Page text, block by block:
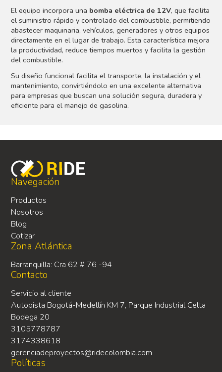
El equipo incorpora una bomba eléctrica de 12V, que facilita
el suministro rápido y controlado del combustible, permitiendo
abastecer maquinaria, vehículos, generadores y otros equipos
directamente en el lugar de trabajo. Esta característica mejora
la productividad, reduce tiempos muertos y facilita la gestión
del combustible.
Su diseño funcional facilita el transporte, la instalación y el
mantenimiento, convirtiéndolo en una excelente alternativa
para empresas que buscan una solución segura, duradera y
eficiente para el manejo de gasolina.
Navegación
Productos
Nosotros
Blog
Cotizar
Zona Atlántica
Barranquilla: Cra 62 # 76 -94
Contacto
Servicio al cliente
Autopista Bogotá-Medellín KM 7, Parque Industrial Celta
Bodega 20
3105778787
3174338618
gerenciadeproyectos@ridecolombia.com
Políticas